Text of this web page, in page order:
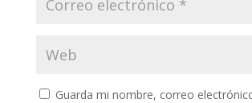
Guarda mi nombre, correo